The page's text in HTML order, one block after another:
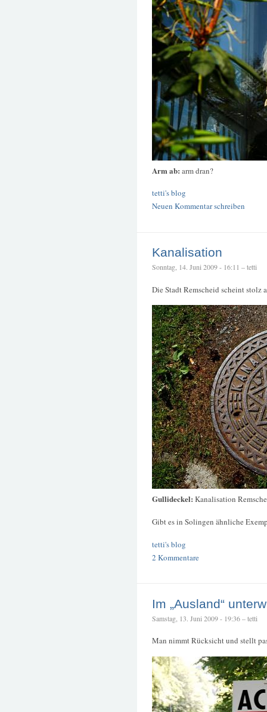
Arm ab: arm dran?
tetti's blog
Neuen Kommentar schreiben
Kanalisation
Sonntag, 14. Juni 2009 - 16:11 – tetti
Die Stadt Remscheid scheint stolz
Gullideckel: Kanalisation
Gibt es in Solingen ähnliche
tetti's blog
2 Kommentare
Im „Ausland“
Samstag, 13. Juni 2009 - 19:36 – tetti
Man nimmt Rücksicht und stellt